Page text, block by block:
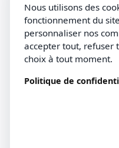
Nous utilisons des
fonctionnement du
personnaliser nos
accepter tout, refuser
choix à tout moment.
Politique de